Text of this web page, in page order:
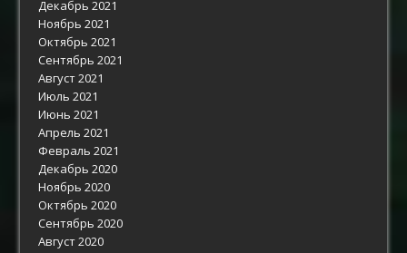
Декабрь 2021
Ноябрь 2021
Октябрь 2021
Сентябрь 2021
Август 2021
Июль 2021
Июнь 2021
Апрель 2021
Февраль 2021
Декабрь 2020
Ноябрь 2020
Октябрь 2020
Сентябрь 2020
Август 2020